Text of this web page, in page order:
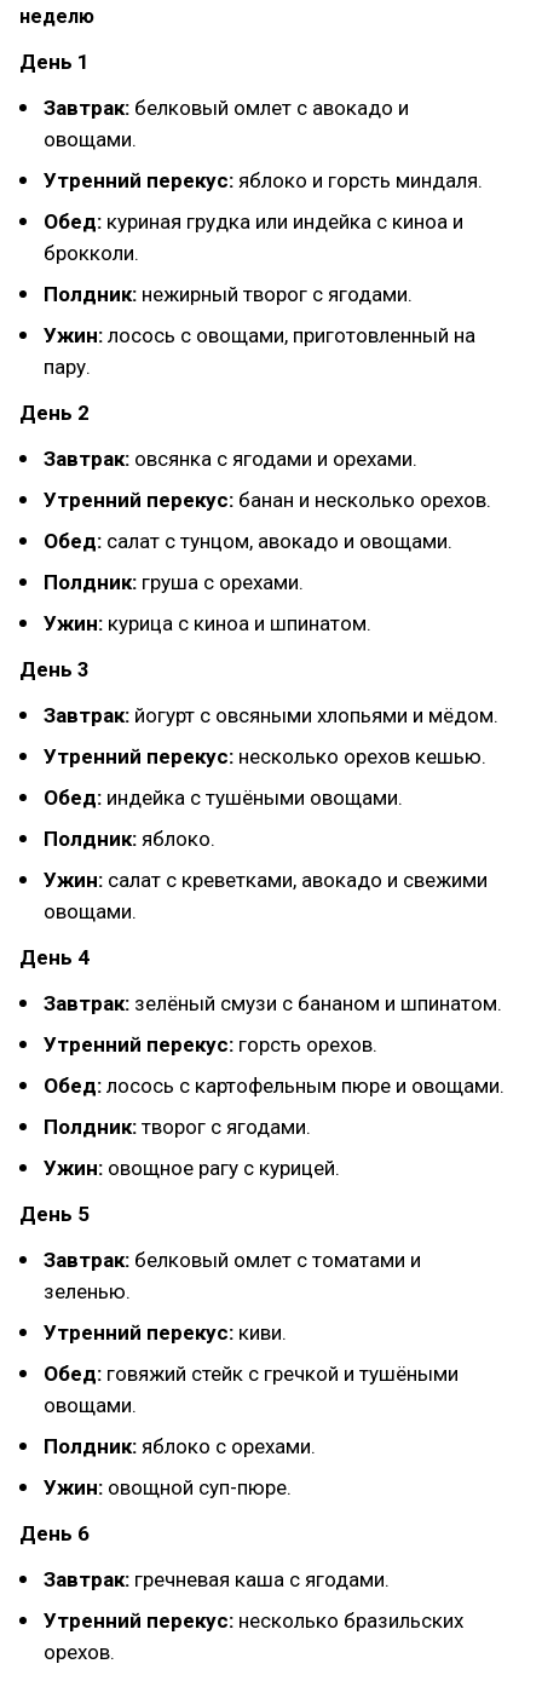
неделю
День 1
Завтрак: белковый омлет с авокадо и
овощами.
Утренний перекус: яблоко и горсть миндаля.
Обед: куриная грудка или индейка с киноа и
брокколи.
Полдник: нежирный творог с ягодами.
Ужин: лосось с овощами, приготовленный на
пару.
День 2
Завтрак: овсянка с ягодами и орехами.
Утренний перекус: банан и несколько орехов.
Обед: салат с тунцом, авокадо и овощами.
Полдник: груша с орехами.
Ужин: курица с киноа и шпинатом.
День 3
Завтрак: йогурт с овсяными хлопьями и мёдом.
Утренний перекус: несколько орехов кешью.
Обед: индейка с тушёными овощами.
Полдник: яблоко.
Ужин: салат с креветками, авокадо и свежими
овощами.
День 4
Завтрак: зелёный смузи с бананом и шпинатом.
Утренний перекус: горсть орехов.
Обед: лосось с картофельным пюре и овощами.
Полдник: творог с ягодами.
Ужин: овощное рагу с курицей.
День 5
Завтрак: белковый омлет с томатами и
зеленью.
Утренний перекус: киви.
Обед: говяжий стейк с гречкой и тушёными
овощами.
Полдник: яблоко с орехами.
Ужин: овощной суп-пюре.
День 6
Завтрак: гречневая каша с ягодами.
Утренний перекус: несколько бразильских
орехов.